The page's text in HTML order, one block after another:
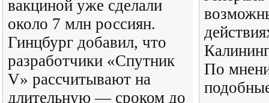
вакциной уже сделали
около 7 млн россиян.
Гинцбург добавил, что
разработчики «Спутник
V» рассчитывают на
длительную — сроком до
По